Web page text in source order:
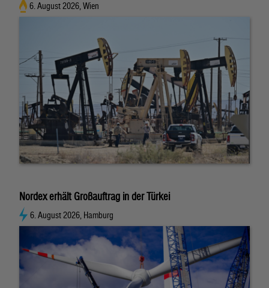
6. August 2026, Wien
Nordex erhält Großauftrag in der Türkei
6. August 2026, Hamburg